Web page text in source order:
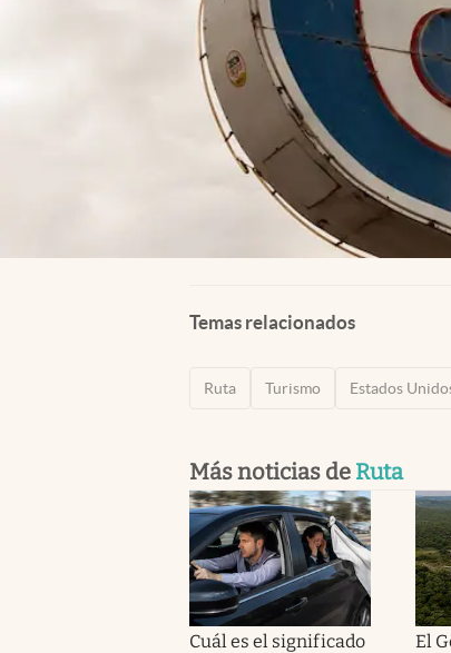
Temas relacionados
Ruta Turismo Estados
Más noticias de Ruta
Cuál es el significado
El